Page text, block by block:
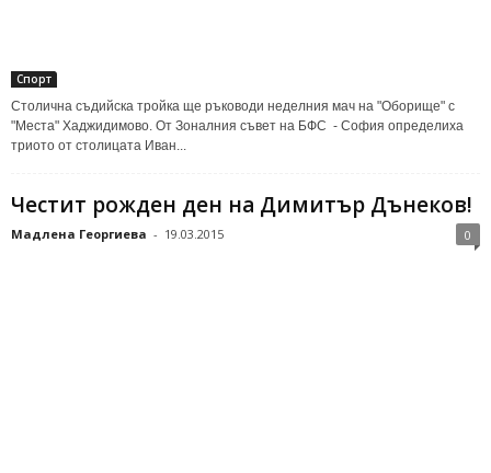
Спорт
Столична съдийска тройка ще ръководи неделния мач на "Оборище" с
"Места" Хаджидимово. От Зоналния съвет на БФС - София определиха
триото от столицата Иван...
Честит рожден ден на Димитър Дънеков!
Мадлена Георгиева - 19.03.2015 0